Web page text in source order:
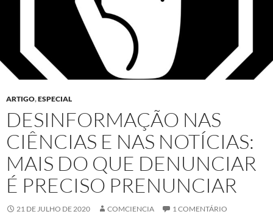
ARTIGO,ESPECIAL
DESINFORMAÇÃO NAS
CIÊNCIAS E NAS NOTÍCIAS:
MAIS DO QUE DENUNCIAR
É PRECISO PRENUNCIAR
21 DE JULHO DE 2020 COMCIENCIA 1 COMENTÁRIO